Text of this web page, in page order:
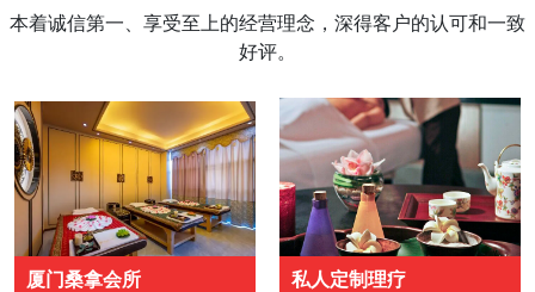
本着诚信第一、享受至上的经营理念，深得客户的认可和一致
好评。
厦门桑拿会所
私人定制理疗